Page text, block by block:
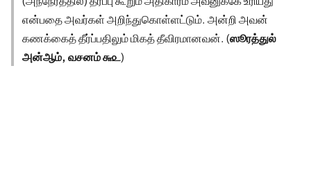
என்பதை அவர்கள் அறிந்துகொள்ளட்டும். அன்றி அவன்
கணக்கைத் தீர்ப்பதிலும் மிகத் தீவிரமானவன். (ஸூரத்துல்
அன்ஆம், வசனம் ௬௨)